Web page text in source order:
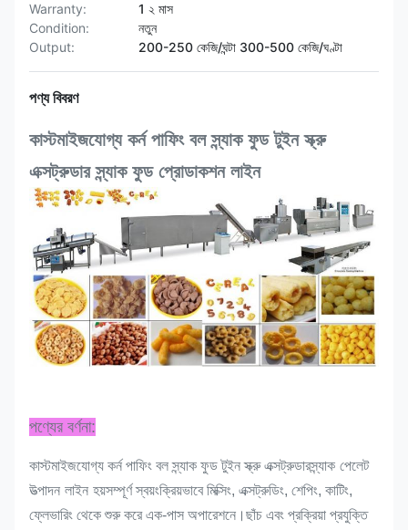
Warranty:
1 ২ মাস
Condition:
নতুন
Output:
200-250 কেজি/ঘন্টা 300-500 কেজি/ঘণ্টা
পণ্য বিবরণ
কাস্টমাইজযোগ্য কর্ন পাফিং বল স্ন্যাক ফুড টুইন স্ক্রু
এক্সট্রুডার স্ন্যাক ফুড প্রোডাকশন লাইন
পণ্যের বর্ণনা:
কাস্টমাইজযোগ্য কর্ন পাফিং বল স্ন্যাক ফুড টুইন স্ক্রু এক্সট্রুডারস্ন্যাক পেলেট
উত্পাদন লাইন হয়সম্পূর্ণ স্বয়ংক্রিয়ভাবে মিক্সিং, এক্সট্রুডিং, শেপিং, কাটিং,
ফ্লেভারিং থেকে শুরু করে এক-পাস অপারেশনে।ছাঁচ এবং প্রক্রিয়া প্রযুক্তি